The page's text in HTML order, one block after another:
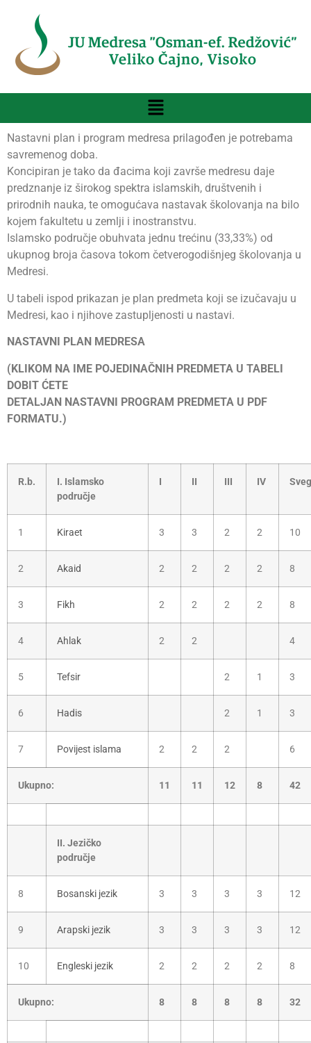
Nastavni plan i program medresa prilagođen je potrebama
savremenog doba.
Koncipiran je tako da đacima koji završe medresu daje
predznanje iz širokog spektra islamskih, društvenih i
prirodnih nauka, te omogućava nastavak školovanja na bilo
kojem fakultetu u zemlji i inostranstvu.
Islamsko područje obuhvata jednu trećinu (33,33%) od
ukupnog broja časova tokom četverogodišnjeg školovanja u
Medresi.
U tabeli ispod prikazan je plan predmeta koji se izučavaju u
Medresi, kao i njihove zastupljenosti u nastavi.
NASTAVNI PLAN MEDRESA
(KLIKOM NA IME POJEDINAČNIH PREDMETA U TABELI
DOBIT ĆETE
DETALJAN NASTAVNI PROGRAM PREDMETA U PDF
FORMATU.)
R.b.
I. Islamsko
područje
I II III IV
1 Kiraet 3 3 2 2 10
2 Akaid 2 2 2 2 8
3 Fikh 2 2 2 2 8
4 Ahlak 2 2 4
5 Tefsir 2 1 3
6 Hadis 2 1 3
7 Povijest islama 2 2 2 6
Ukupno: 11 11 12 8 42
II. Jezičko
područje
8 Bosanski jezik 3 3 3 3 12
9 Arapski jezik 3 3 3 3 12
10 Engleski jezik 2 2 2 2 8
Ukupno: 8 8 8 8 32